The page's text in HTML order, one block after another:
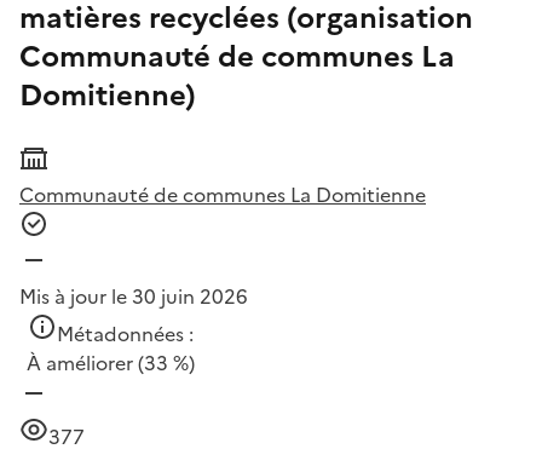
matières recyclées (organisation
Communauté de communes La
Domitienne)
Communauté de communes La Domitienne
Mis à jour le 30 juin 2026
Métadonnées :
À améliorer(33 %)
377